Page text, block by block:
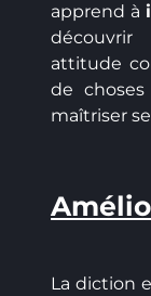
apprend à
découvrir
attitude
de
maîtriser
La diction